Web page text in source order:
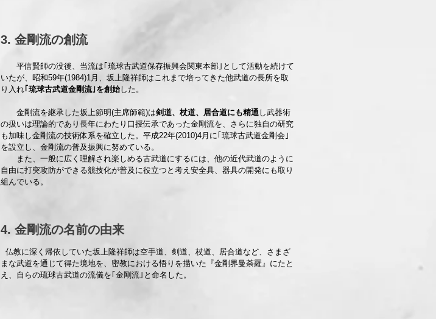
3. 金剛流の創流
平信賢師の没後、当流は｢琉球古武道保存振興会関東本部｣として活動を続けて
いたが、昭和59年(1984)1月、坂上隆祥師はこれまで培ってきた他武道の長所を取
り入れ｢琉球古武道金剛流｣を創始 した。
金剛流を継承した坂上節明(主席師範)は剣道、杖道、居合道にも精通し武器術
の扱いは理論的であり長年にわたり口授伝承であった金剛流を、さらに独自の研究
も加味し金剛流の技術体系を確立した。平成22年(2010)4月に｢琉球古武道金剛会｣
を設立し、金剛流の普及振興に努めている。
また、一般に広く理解され楽しめる古武道にするには、他の近代武道のように
自由に打突攻防ができる競技化が普及に役立つと考え安全具、器具の開発にも取り
組んでいる。
4. 金剛流の名前の由来
仏教に深く帰依していた坂上隆祥師は空手道、剣道、杖道、居合道など、さまざ
まな武道を通じて得た境地を、密教における悟りを描いた『金剛界曼荼羅』にたと
え、自らの琉球古武道の流儀を｢金剛流｣と命名した。